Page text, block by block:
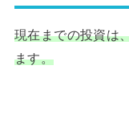
現在までの投資は
ます。